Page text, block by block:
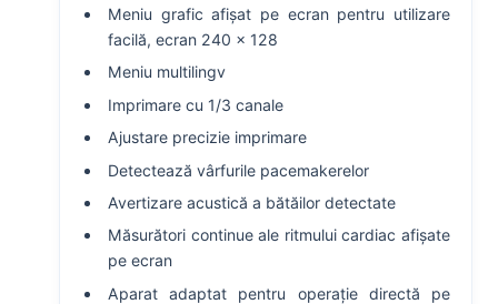
Meniu grafic afișat pe ecran pentru utilizare
facilă, ecran 240 x 128
Meniu multilingv
Imprimare cu 1/3 canale
Ajustare precizie imprimare
Detectează vârfurile pacemakerelor
Avertizare acustică a bătăilor detectate
Măsurători continue ale ritmului cardiac afișate
pe ecran
Aparat adaptat pentru operație directă pe